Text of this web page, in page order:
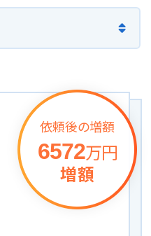
失相殺
失利益
用
損害
たときの対応方法
依頼後の増額
6572万円
増額